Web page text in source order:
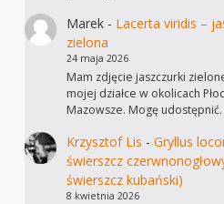
Marek- Lacerta viridis –
zielona
24 maja 2026
Mam zdjęcie jaszczurki
mojej działce w okolicach
Mazowsze. Mogę udostępnić.
Krzysztof Lis - Gryllus
świerszcz
świerszcz kubański)
8 kwietnia 2026